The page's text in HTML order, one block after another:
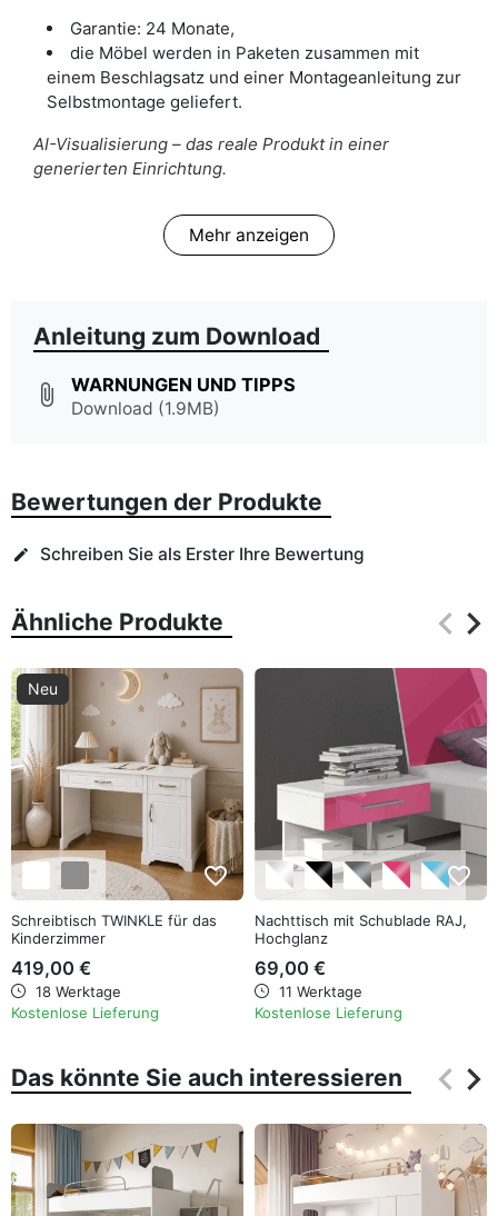
Garantie: 24 Monate,
die Möbel werden in Paketen zusammen mit
einem Beschlagsatz und einer Montageanleitung zur
Selbstmontage geliefert.
AI-Visualisierung – das reale Produkt in einer
generierten Einrichtung.
Mehr anzeigen
Anleitung zum Download
attach_file WARNUNGEN UND TIPPS
Download (1.9MB)
Bewertungen der Produkte
edit Schreiben Sie als Erster Ihre Bewertung
Ähnliche Produkte keyboard_arrow_left
keyboard_arrow_right
Neu
favorite_border
Schreibtisch TWINKLE für das
Kinderzimmer
419,00 €
18 Werktage
Kostenlose Lieferung
favorite_border
Nachttisch mit Schublade RAJ,
Hochglanz
69,00 €
11 Werktage
Kostenlose Lieferung
Das könnte Sie auch interessieren keyboard_arrow_left
keyboard_arrow_right